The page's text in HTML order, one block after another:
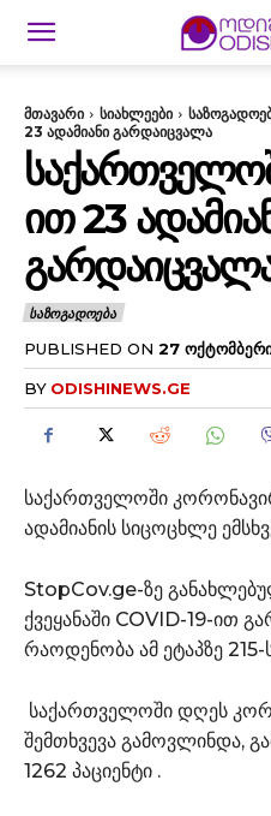
მთავარი სიახლეები
23 ადამიანი გარდაიცვალა
ᲘᲗ 23
ᲡᲐᲖᲝᲒᲐᲓᲝᲔᲑᲐ
PUBLISHED ON 27
BY ODISHINEWS.GE
საქართველოში
ადამიანის სიცოცხლე
StopCov.ge-ზე
ქვეყანაში COVID-19-ით
რაოდენობა ამ ეტაპზე 215-
საქართველოში დღეს
შემთხვევა გამოვლინდა,
1262 პაციენტი .